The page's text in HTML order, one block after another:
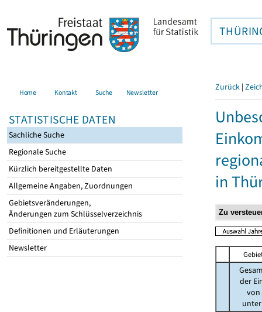
Home Kontakt Suche Newsletter
STATISTISCHE DATEN
Sachliche Suche
Regionale Suche
Kürzlich bereitgestellte Daten
Allgemeine Angaben, Zuordnungen
Gebietsveränderungen,
Änderungen zum Schlüsselverzeichnis
Definitionen und Erläuterungen
Newsletter
Zurück |
in
der
von
unter